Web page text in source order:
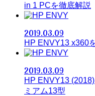
in 1 PCを徹底解説
ENVY
2019.03.09
HP ENVY13 x360
ENVY
2019.03.09
HP ENVY13
ミアム13型